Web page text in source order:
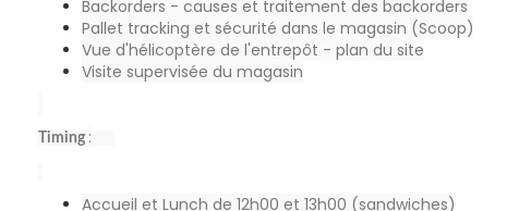
Backorders - causes et traitement des backorders
Pallet tracking et sécurité dans le magasin (Scoop)
Vue d'hélicoptère de l'entrepôt - plan du site
Visite supervisée du magasin
Timing :
Accueil et Lunch de 12h00 et 13h00 (sandwiches)